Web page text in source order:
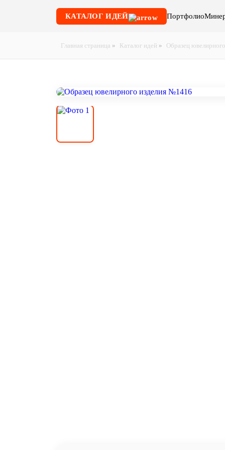
КАТАЛОГ ИДЕЙ Портфолио
Главная страница » Каталог идей » Образец